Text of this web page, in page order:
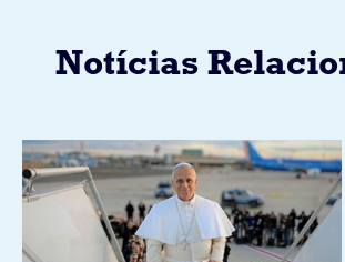
Notícias